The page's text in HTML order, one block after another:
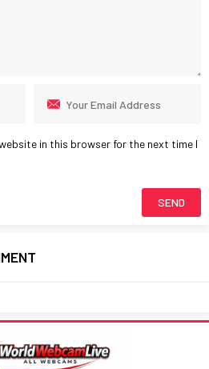
in this browser for the next time I